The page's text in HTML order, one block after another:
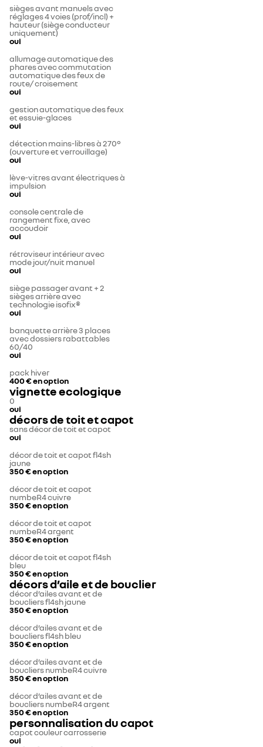
sièges avant manuels avec
réglages 4 voies (prof/incl) +
hauteur (siège conducteur
uniquement)
oui
allumage automatique des
phares avec commutation
automatique des feux de
route/ croisement
oui
gestion automatique des feux
et essuie-glaces
oui
détection mains-libres à 270°
(ouverture et verrouillage)
oui
lève-vitres avant électriques à
impulsion
oui
console centrale de
rangement fixe, avec
accoudoir
oui
rétroviseur intérieur avec
mode jour/nuit manuel
oui
siège passager avant + 2
sièges arrière avec
technologie isofix®
oui
banquette arrière 3 places
avec dossiers rabattables
60/40
oui
pack hiver
400 €en option
vignette ecologique
0
oui
décors de toit et capot
sans décor de toit et capot
oui
décor de toit et capot fl4sh
jaune
350 €en option
décor de toit et capot
numbeR4 cuivre
350 €en option
décor de toit et capot
numbeR4 argent
350 €en option
décor de toit et capot fl4sh
bleu
350 €en option
décors d’aile et de bouclier
décor d’ailes avant et de
boucliers fl4sh jaune
350 €en option
décor d’ailes avant et de
boucliers fl4sh bleu
350 €en option
décor d’ailes avant et de
boucliers numbeR4 cuivre
350 €en option
décor d’ailes avant et de
boucliers numbeR4 argent
350 €en option
personnalisation du capot
capot couleur carrosserie
oui